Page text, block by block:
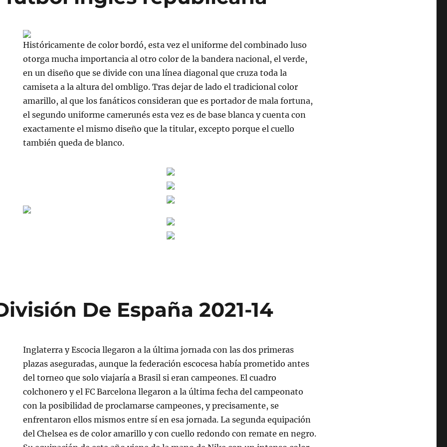
Históricamente de color bordó, esta vez el uniforme del combinado luso
otorga mucha importancia al otro color de la bandera nacional, el verde,
en un diseño que se divide con una línea diagonal que cruza toda la
camiseta a la altura del ombligo. Tras dejar de lado el tradicional color
amarillo, al que los fanáticos consideran que es portador de mala fortuna,
el segundo uniforme camerunés esta vez es de base blanca y cuenta con
exactamente el mismo diseño que la titular, excepto porque el cuello
también queda de blanco.
De España 2021-14
Inglaterra y Escocia llegaron a la última jornada con las dos primeras
plazas aseguradas, aunque la federación escocesa había prometido antes
del torneo que solo viajaría a Brasil si eran campeones. El cuadro
colchonero y el FC Barcelona llegaron a la última fecha del campeonato
con la posibilidad de proclamarse campeones, y precisamente, se
enfrentaron ellos mismos entre sí en esa jornada. La segunda equipación
del Chelsea es de color amarillo y con cuello redondo con remate en negro.